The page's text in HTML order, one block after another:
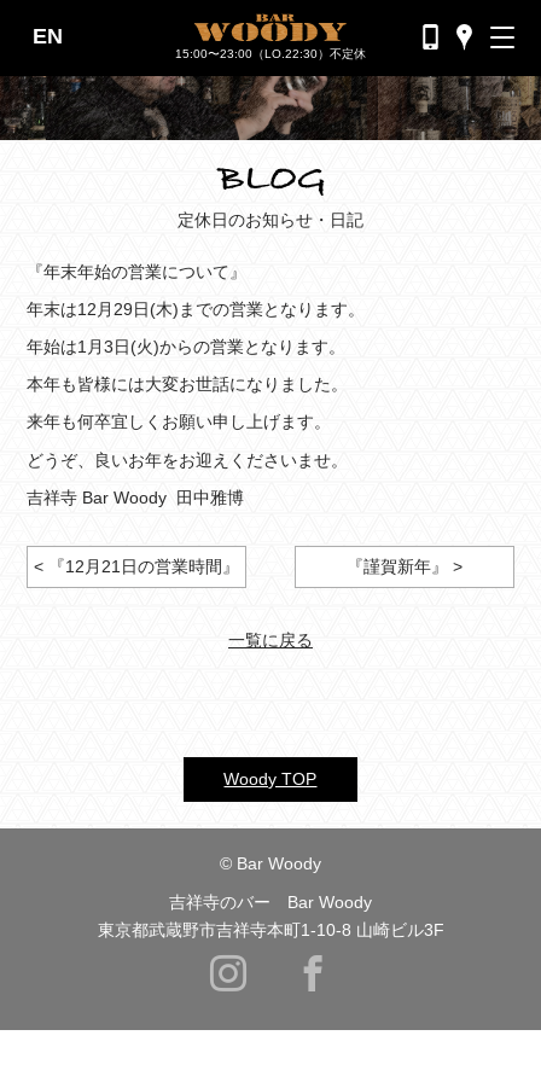
バーウッディTOP
バー ウッディについて
メニュー＆料金
おすすめカクテル
フォトギャラリー
ブログ
過去のブログ
EN
15:00〜23:00（LO.22:30）不定休
定休日のお知らせ・日記
『年末年始の営業について』
年末は12月29日(木)までの営業となります。
年始は1月3日(火)からの営業となります。
本年も皆様には大変お世話になりました。
来年も何卒宜しくお願い申し上げます。
どうぞ、良いお年をお迎えくださいませ。
吉祥寺 Bar Woody 田中雅博
< 『12月21日の営業時間』 『謹賀新年』 >
一覧に戻る
Woody TOP
© Bar Woody
吉祥寺のバー Bar Woody
東京都武蔵野市吉祥寺本町1-10-8 山崎ビル3F